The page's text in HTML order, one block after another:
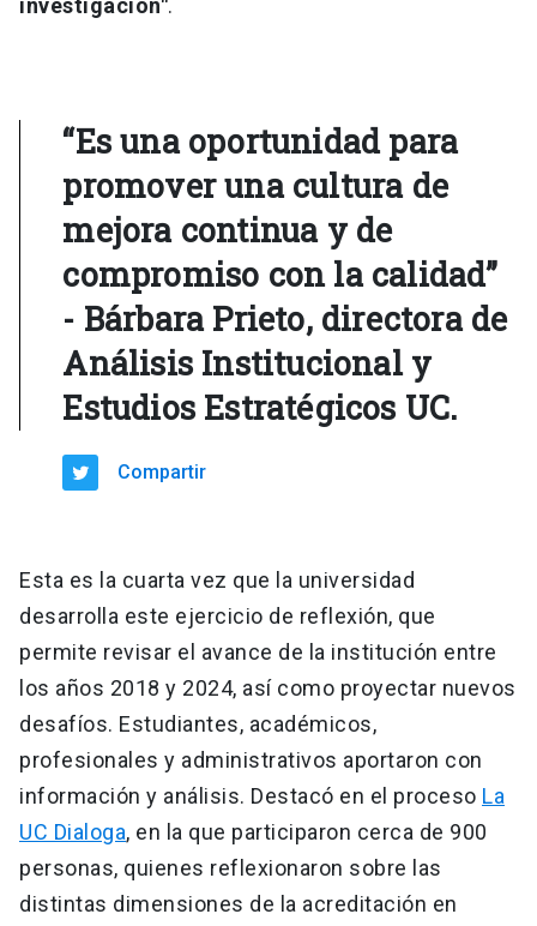
investigación".
“Es una oportunidad para
promover una cultura de
mejora continua y de
compromiso con la calidad”
- Bárbara Prieto, directora de
Análisis Institucional y
Estudios Estratégicos UC.
Compartir
Esta es la cuarta vez que la universidad
desarrolla este ejercicio de reflexión, que
permite revisar el avance de la institución entre
los años 2018 y 2024, así como proyectar nuevos
desafíos. Estudiantes, académicos,
profesionales y administrativos aportaron con
información y análisis. Destacó en el proceso La
UC Dialoga, en la que participaron cerca de 900
personas, quienes reflexionaron sobre las
distintas dimensiones de la acreditación en